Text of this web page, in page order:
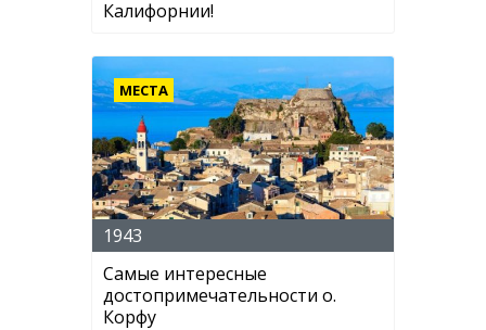
Калифорнии!
МЕСТА
1943
Самые интересные
достопримечательности о.
Корфу